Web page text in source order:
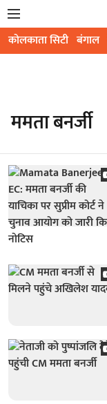
कोलकाता सिटी बंगाल
ममता बनर्जी